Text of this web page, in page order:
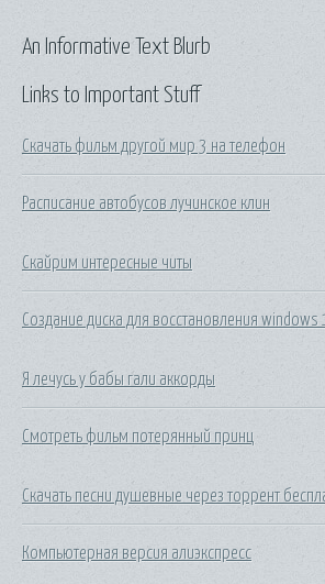
Links to Important Stuff
Скачать фильм другой мир 3 на телефон
Расписание автобусов лучинское клин
Скайрим интересные читы
Создание диска для восстановления windows
Я лечусь у бабы гали аккорды
Смотреть фильм потерянный принц
Скачать песни душевные через торрент
Компьютерная версия алиэкспресс
An Informative Text Blurb